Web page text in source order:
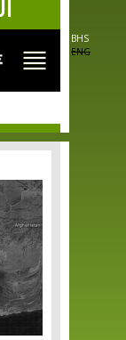
BHS
ENG